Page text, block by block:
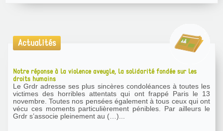
Actualités
Notre réponse à la violence aveugle, la solidarité fondée sur les
droits humains
Le Grdr adresse ses plus sincères condoléances à toutes les
victimes des horribles attentats qui ont frappé Paris le 13
novembre. Toutes nos pensées également à tous ceux qui ont
vécu ces moments particulièrement pénibles. Par ailleurs le
Grdr s’associe pleinement au (…)...